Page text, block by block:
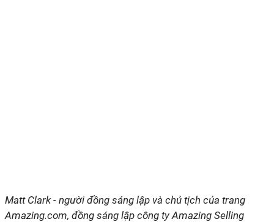
Matt Clark - người đồng sáng lập và chủ tịch của trang
Amazing.com, đồng sáng lập công ty Amazing Selling